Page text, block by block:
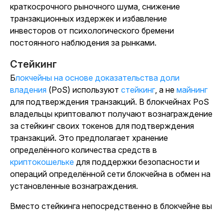
краткосрочного рыночного шума, снижение
транзакционных издержек и избавление
инвесторов от психологического бремени
постоянного наблюдения за рынками.
Стейкинг
Блокчейны на основе доказательства доли
владения (PoS) используют стейкинг, а не майнинг
для подтверждения транзакций. В блокчейнах PoS
владельцы криптовалют получают вознаграждение
за стейкинг своих токенов для подтверждения
транзакций. Это предполагает хранение
определённого количества средств в
криптокошельке для поддержки безопасности и
операций определённой сети блокчейна в обмен на
установленные вознаграждения.
Вместо стейкинга непосредственно в блокчейне вы